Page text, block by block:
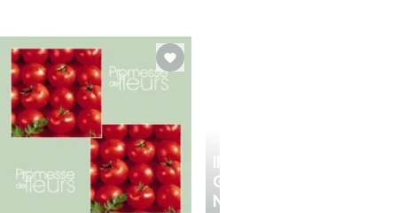
IRIS
GERMANICA
NEUHEITEN